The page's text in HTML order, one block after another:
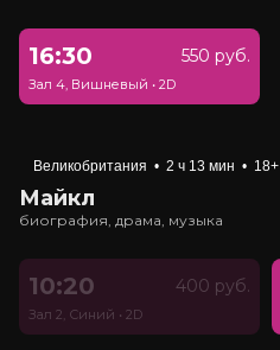
16:30 550 руб.
Зал 4, Вишневый • 2D
Великобритания • 2 ч 13 мин • 18+
Майкл
биография, драма, музыка
10:20 400 руб.
Зал 2, Синий • 2D